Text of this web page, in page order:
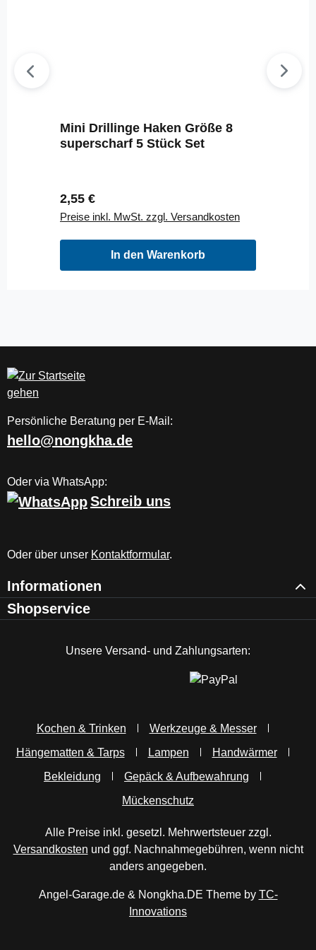
Mini Drillinge Haken Größe 8
superscharf 5 Stück Set
Regulärer Preis:
2,55 €
Preise inkl. MwSt. zzgl. Versandkosten
In den Warenkorb
Persönliche Beratung per E-Mail:
hello@nongkha.de
Oder via WhatsApp:
Schreib uns
Oder über unser Kontaktformular.
Informationen
Shopservice
Unsere Versand- und Zahlungsarten:
Kochen & Trinken
Werkzeuge & Messer
Hängematten & Tarps
Lampen
Handwärmer
Bekleidung
Gepäck & Aufbewahrung
Mückenschutz
Alle Preise inkl. gesetzl. Mehrwertsteuer zzgl.
Versandkosten und ggf. Nachnahmegebühren, wenn nicht
anders angegeben.
Angel-Garage.de & Nongkha.DE Theme by TC-
Innovations